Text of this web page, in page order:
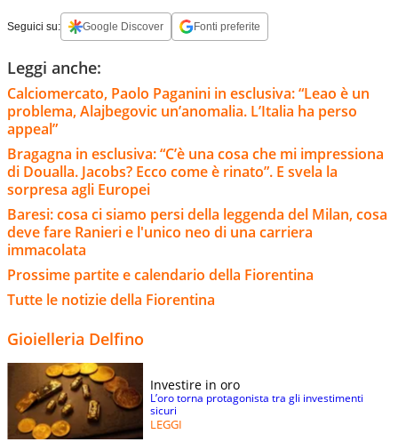
Seguici su: Google Discover Fonti preferite
Leggi anche:
Calciomercato, Paolo Paganini in esclusiva: “Leao è un
problema, Alajbegovic un’anomalia. L’Italia ha perso
appeal”
Bragagna in esclusiva: “C’è una cosa che mi impressiona
di Doualla. Jacobs? Ecco come è rinato”. E svela la
sorpresa agli Europei
Baresi: cosa ci siamo persi della leggenda del Milan, cosa
deve fare Ranieri e l'unico neo di una carriera
immacolata
Prossime partite e calendario della Fiorentina
Tutte le notizie della Fiorentina
Gioielleria Delfino
Investire in oro
L’oro torna protagonista tra gli investimenti
sicuri
LEGGI